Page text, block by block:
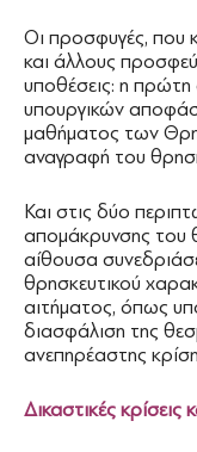
Οι προσφυγές, που
και άλλους
υποθέσεις: η
υπουργικών
μαθήματος των
αναγραφή του
Και στις δύο
απομάκρυνσης του
αίθουσα
θρησκευτικού
αιτήματος, όπως
διασφάλιση της
ανεπηρέαστης
Δικαστικές κρίσεις